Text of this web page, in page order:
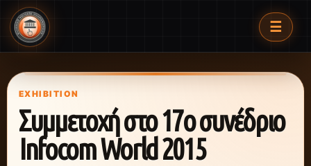
☰
EXHIBITION
Συμμετοχή στο 17o συνέδριο
Infocom World 2015